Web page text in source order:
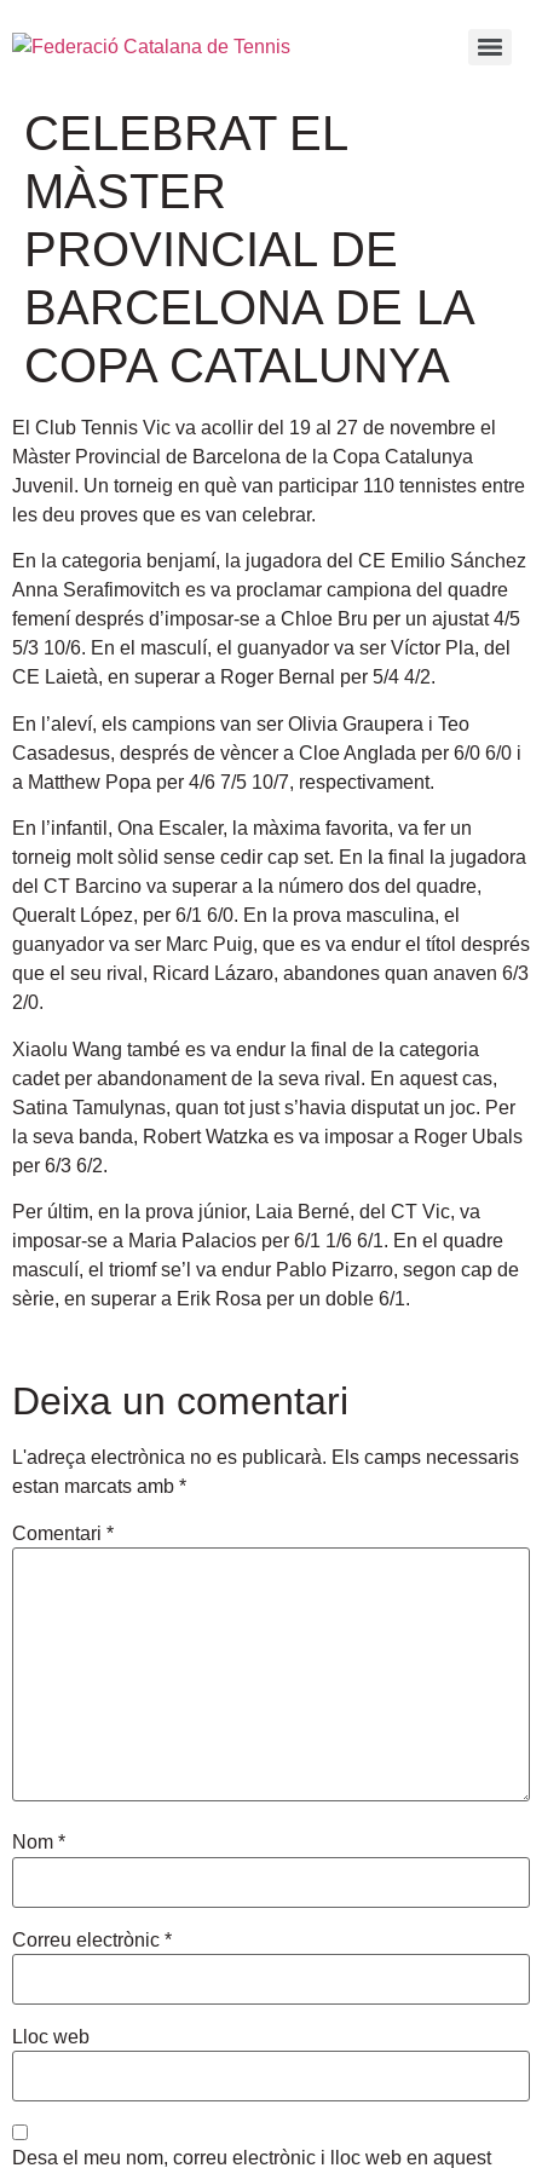
CELEBRAT EL
MÀSTER
PROVINCIAL DE
BARCELONA DE LA
COPA CATALUNYA
El Club Tennis Vic va acollir del 19 al 27 de novembre el
Màster Provincial de Barcelona de la Copa Catalunya
Juvenil. Un torneig en què van participar 110 tennistes entre
les deu proves que es van celebrar.
En la categoria benjamí, la jugadora del CE Emilio Sánchez
Anna Serafimovitch es va proclamar campiona del quadre
femení després d’imposar-se a Chloe Bru per un ajustat 4/5
5/3 10/6. En el masculí, el guanyador va ser Víctor Pla, del
CE Laietà, en superar a Roger Bernal per 5/4 4/2.
En l’aleví, els campions van ser Olivia Graupera i Teo
Casadesus, després de vèncer a Cloe Anglada per 6/0 6/0 i
a Matthew Popa per 4/6 7/5 10/7, respectivament.
En l’infantil, Ona Escaler, la màxima favorita, va fer un
torneig molt sòlid sense cedir cap set. En la final la jugadora
del CT Barcino va superar a la número dos del quadre,
Queralt López, per 6/1 6/0. En la prova masculina, el
guanyador va ser Marc Puig, que es va endur el títol després
que el seu rival, Ricard Lázaro, abandones quan anaven 6/3
2/0.
Xiaolu Wang també es va endur la final de la categoria
cadet per abandonament de la seva rival. En aquest cas,
Satina Tamulynas, quan tot just s’havia disputat un joc. Per
la seva banda, Robert Watzka es va imposar a Roger Ubals
per 6/3 6/2.
Per últim, en la prova júnior, Laia Berné, del CT Vic, va
imposar-se a Maria Palacios per 6/1 1/6 6/1. En el quadre
masculí, el triomf se’l va endur Pablo Pizarro, segon cap de
sèrie, en superar a Erik Rosa per un doble 6/1.
Deixa un comentari
L'adreça electrònica no es publicarà. Els camps necessaris
estan marcats amb *
Comentari *
Nom *
Correu electrònic *
Lloc web
Desa el meu nom, correu electrònic i lloc web en aquest